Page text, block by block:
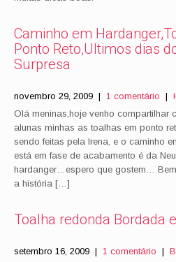
Caminho em
Ponto Reto,Ultimos dias
Surpresa
novembro 29, 2009 | 1 comentário |
Olá meninas,hoje venho compartilhar
alunas minhas as toalhas em ponto
sendo feitas pela Irena, e o caminho
está em fase de acabamento é da
hardanger…espero que gostem…
a história […]
Toalha redonda Bordada
setembro 16, 2009 | 1 comentário |